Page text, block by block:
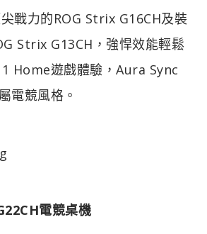
戰力的ROG Strix G16CH及裝
Strix G13CH，強悍效能輕鬆
Home遊戲體驗，Aura Sync
電競風格。
電競桌機